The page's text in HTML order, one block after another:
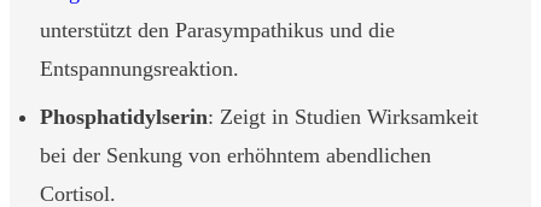
unterstützt den Parasympathikus und die
Entspannungsreaktion.
Phosphatidylserin: Zeigt in Studien Wirksamkeit
bei der Senkung von erhöhntem abendlichen
Cortisol.